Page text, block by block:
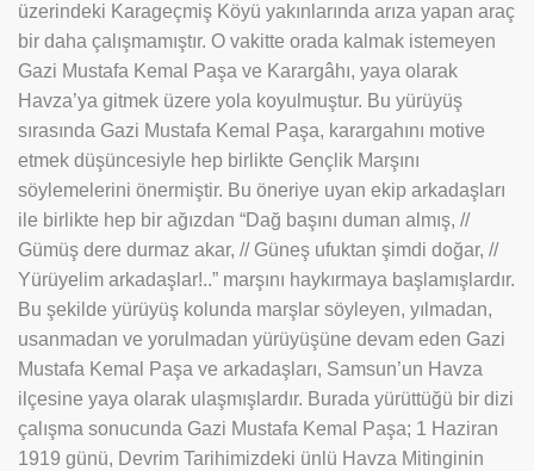
üzerindeki Karageçmiş Köyü yakınlarında arıza yapan araç
bir daha çalışmamıştır. O vakitte orada kalmak istemeyen
Gazi Mustafa Kemal Paşa ve Karargâhı, yaya olarak
Havza’ya gitmek üzere yola koyulmuştur. Bu yürüyüş
sırasında Gazi Mustafa Kemal Paşa, karargahını motive
etmek düşüncesiyle hep birlikte Gençlik Marşını
söylemelerini önermiştir. Bu öneriye uyan ekip arkadaşları
ile birlikte hep bir ağızdan “Dağ başını duman almış, //
Gümüş dere durmaz akar, // Güneş ufuktan şimdi doğar, //
Yürüyelim arkadaşlar!..” marşını haykırmaya başlamışlardır.
Bu şekilde yürüyüş kolunda marşlar söyleyen, yılmadan,
usanmadan ve yorulmadan yürüyüşüne devam eden Gazi
Mustafa Kemal Paşa ve arkadaşları, Samsun’un Havza
ilçesine yaya olarak ulaşmışlardır. Burada yürüttüğü bir dizi
çalışma sonucunda Gazi Mustafa Kemal Paşa; 1 Haziran
1919 günü, Devrim Tarihimizdeki ünlü Havza Mitinginin